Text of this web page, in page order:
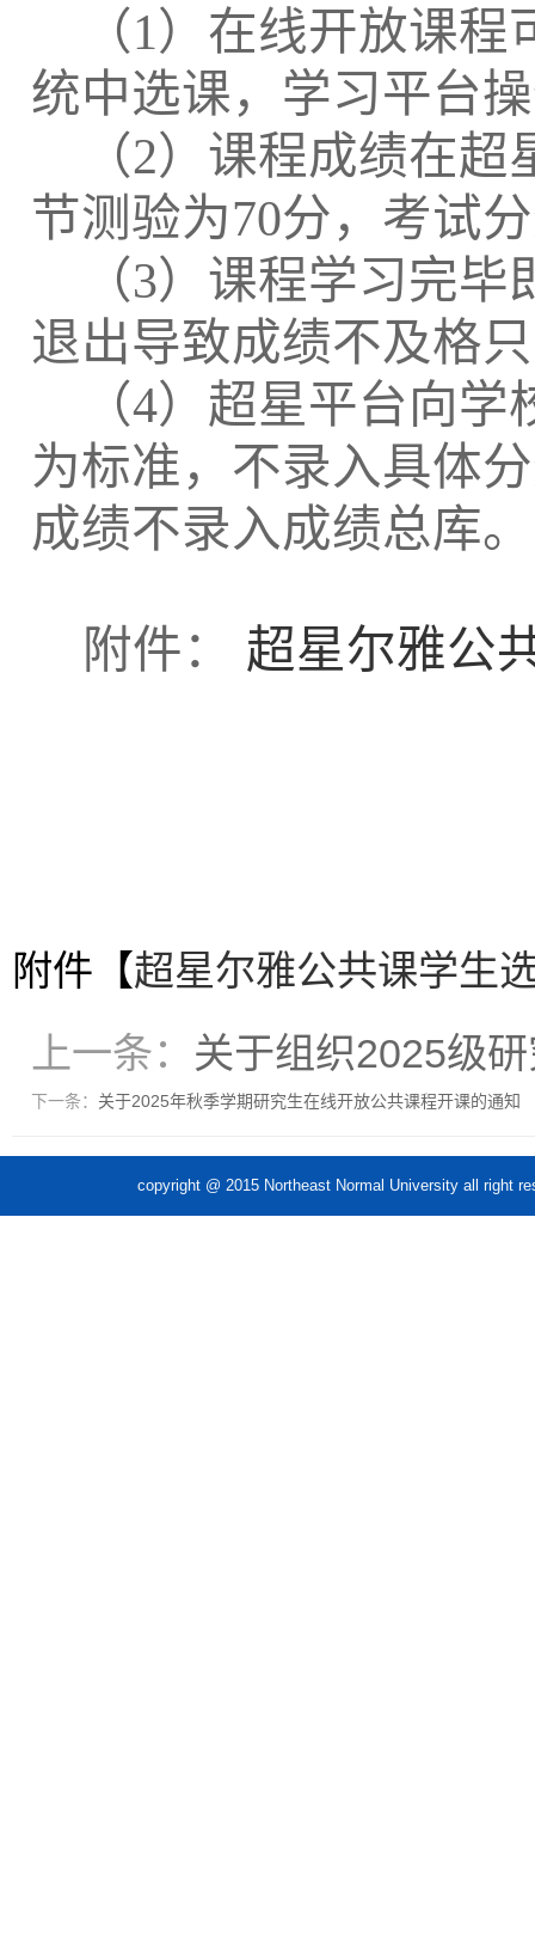
（1）在线开放课程
统中选课，学习平台
（2）课程成绩在超
节测验为70分，考试
（3）课程学习完毕
退出导致成绩不及格
（4）超星平台向学
为标准， 不录入具体
成绩不录入成绩总库。
附件： 超星尔雅公
附件【超星尔雅公共课学生
上一条： 关于组织2025级
下一条： 关于2025年秋季学期研究生在线开放公共课程开课的通知
copyright @ 2015 Northeast Normal University all